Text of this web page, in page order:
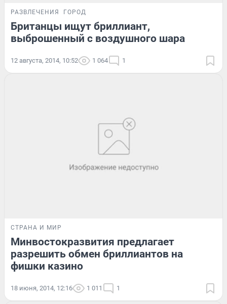
РАЗВЛЕЧЕНИЯ ГОРОД
Британцы ищут бриллиант,
выброшенный с воздушного шара
12 августа, 2014, 10:52 1 064 1
СТРАНА И МИР
Минвостокразвития предлагает
разрешить обмен бриллиантов на
фишки казино
18 июня, 2014, 12:16 1 011 1